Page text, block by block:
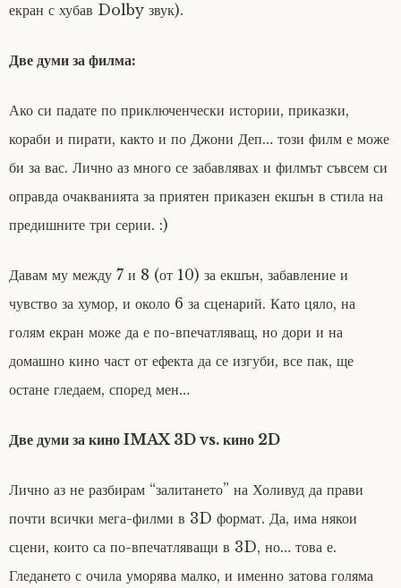
екран с хубав Dolby звук).
Две думи за филма:
Ако си падате по приключенчески истории, приказки,
кораби и пирати, както и по Джони Деп… този филм е може
би за вас. Лично аз много се забавлявах и филмът съвсем си
оправда очакванията за приятен приказен екшън в стила на
предишните три серии. :)
Давам му между 7 и 8 (от 10) за екшън, забавление и
чувство за хумор, и около 6 за сценарий. Като цяло, на
голям екран може да е по-впечатляващ, но дори и на
домашно кино част от ефекта да се изгуби, все пак, ще
остане гледаем, според мен…
Две думи за кино IMAX 3D vs. кино 2D
Лично аз не разбирам “залитането” на Холивуд да прави
почти всички мега-филми в 3D формат. Да, има някои
сцени, които са по-впечатляващи в 3D, но… това е.
Гледането с очила уморява малко, и именно затова голяма